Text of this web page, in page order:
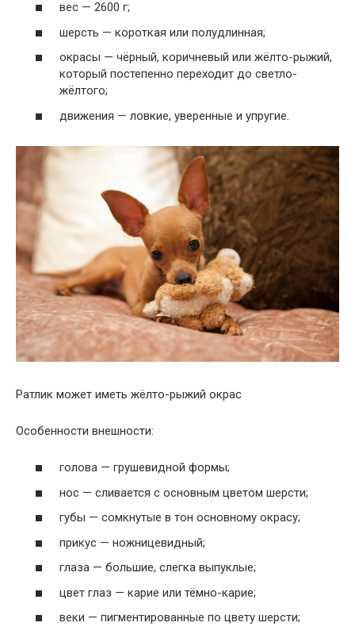
вес — 2600 г;
шерсть — короткая или полудлинная;
окрасы — чёрный, коричневый или жёлто-рыжий,
который постепенно переходит до светло-
жёлтого;
движения — ловкие, уверенные и упругие.
Ратлик может иметь жёлто-рыжий окрас
Особенности внешности:
голова — грушевидной формы;
нос — сливается с основным цветом шерсти;
губы — сомкнутые в тон основному окрасу;
прикус — ножницевидный;
глаза — большие, слегка выпуклые;
цвет глаз — карие или тёмно-карие;
веки — пигментированные по цвету шерсти;